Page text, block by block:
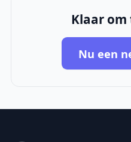
Klaar om
Nu een